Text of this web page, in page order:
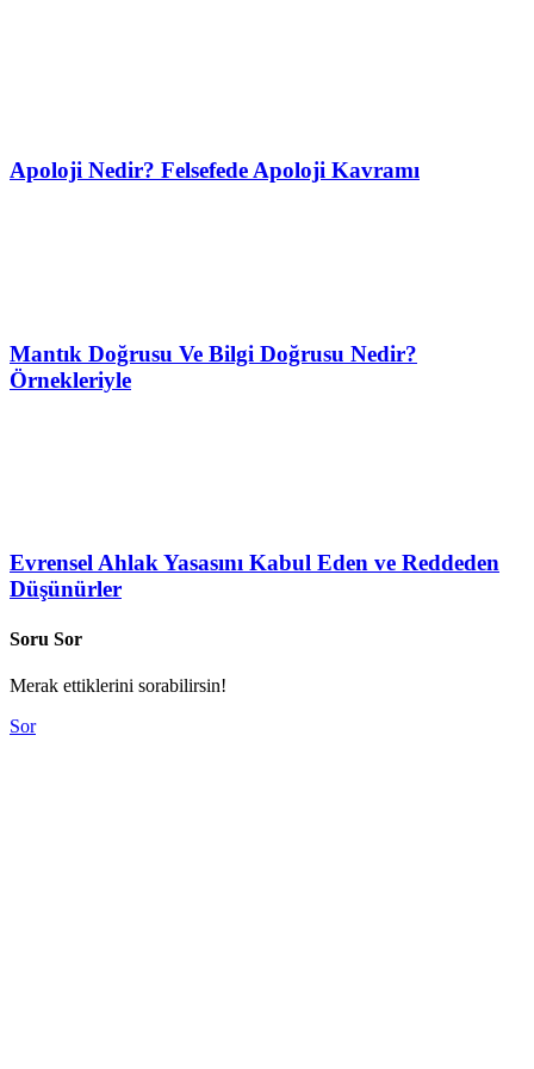
Apoloji Nedir? Felsefede Apoloji Kavramı
Mantık Doğrusu Ve Bilgi Doğrusu Nedir?
Örnekleriyle
Evrensel Ahlak Yasasını Kabul Eden ve Reddeden
Düşünürler
Soru Sor
Merak ettiklerini sorabilirsin!
Sor